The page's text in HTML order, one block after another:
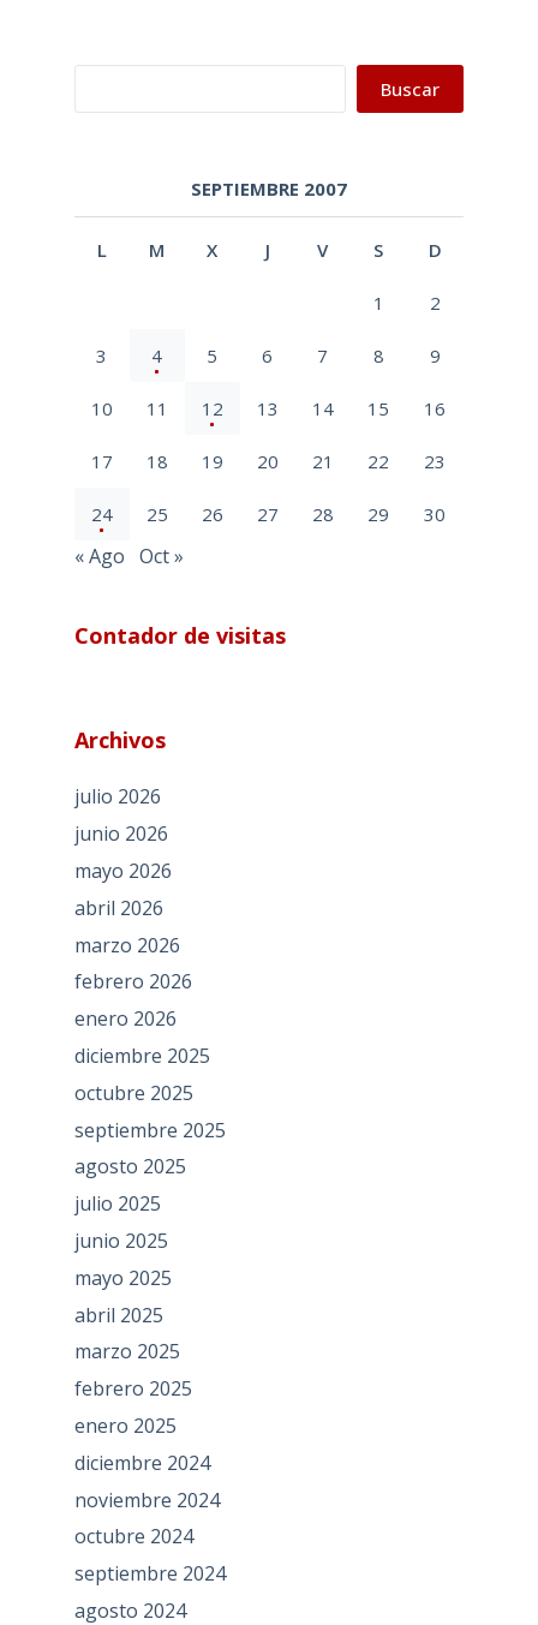
Buscar
SEPTIEMBRE 2007
L M X J V S D
1 2
3 4 5 6 7 8 9
10 11 12 13 14 15 16
17 18 19 20 21 22 23
24 25 26 27 28 29 30
« Ago Oct »
Contador de visitas
Archivos
julio 2026
junio 2026
mayo 2026
abril 2026
marzo 2026
febrero 2026
enero 2026
diciembre 2025
octubre 2025
septiembre 2025
agosto 2025
julio 2025
junio 2025
mayo 2025
abril 2025
marzo 2025
febrero 2025
enero 2025
diciembre 2024
noviembre 2024
octubre 2024
septiembre 2024
agosto 2024